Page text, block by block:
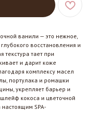
ванили — это нежное,
восстановления и
текстура тает при
и дарит коже
комплексу масел
портулака и ромашки
укрепляет барьер и
кокоса и цветочной
SPA-